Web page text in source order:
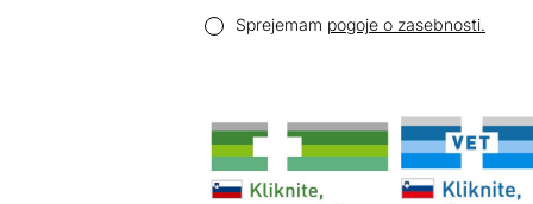
Allpresan
Alter
Heideschäfer
Amos Vital
Pogoji zasebnosti
Sprejemam pogoje o zasebnosti.